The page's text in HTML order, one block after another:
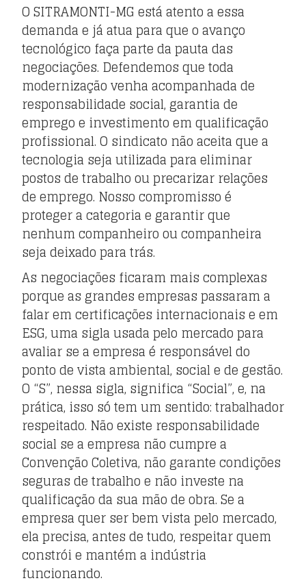
O SITRAMONTI-MG está atento a essa
demanda e já atua para que o avanço
tecnológico faça parte da pauta das
negociações. Defendemos que toda
modernização venha acompanhada de
responsabilidade social, garantia de
emprego e investimento em qualificação
profissional. O sindicato não aceita que a
tecnologia seja utilizada para eliminar
postos de trabalho ou precarizar relações
de emprego. Nosso compromisso é
proteger a categoria e garantir que
nenhum companheiro ou companheira
seja deixado para trás.
As negociações ficaram mais complexas
porque as grandes empresas passaram a
falar em certificações internacionais e em
ESG, uma sigla usada pelo mercado para
avaliar se a empresa é responsável do
ponto de vista ambiental, social e de gestão.
O “S”, nessa sigla, significa “Social”, e, na
prática, isso só tem um sentido: trabalhador
respeitado. Não existe responsabilidade
social se a empresa não cumpre a
Convenção Coletiva, não garante condições
seguras de trabalho e não investe na
qualificação da sua mão de obra. Se a
empresa quer ser bem vista pelo mercado,
ela precisa, antes de tudo, respeitar quem
constrói e mantém a indústria
funcionando.